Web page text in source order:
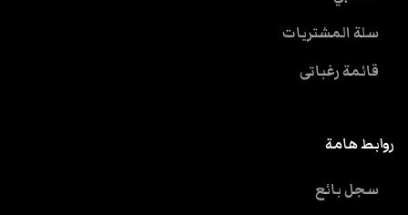
سلة المشتريات
قائمة رغباتى
روابط هامة
سجل بائع